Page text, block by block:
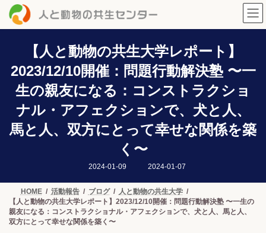
【人と動物の共生大学レポート】
2023/12/10開催：問題行動解決塾 〜一
生の親友になる：コンストラクショ
ナル・アフェクションで、犬と人、
馬と人、双方にとって幸せな関係を築
く〜
2024-01-09
最
新
日
時
:
2024-01-07
HOME 活動報告 ブログ
人と動物の共生大学
【人と動物の共生大学レポート】2023/12/10開催：問題行動解決塾 〜一生の
親友になる：コンストラクショナル・アフェクションで、犬と人、馬と人、
双方にとって幸せな関係を築く〜